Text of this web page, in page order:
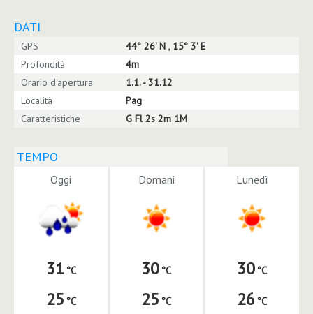
DATI
GPS
44° 26' N , 15° 3' E
Profondità
4m
Orario d'apertura
1.1. - 31.12
Località
Pag
Caratteristiche
G Fl 2s 2m 1M
TEMPO
Oggi
31
25
Domani
30
25
Lunedì
30
26